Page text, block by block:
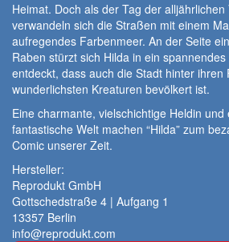
Heimat. Doch als der Tag der
verwandeln sich die Straßen mit einem
aufregendes Farbenmeer. An der Seite
Raben stürzt sich Hilda in ein
entdeckt, dass auch die Stadt hinter ihren
wunderlichsten Kreaturen bevölkert ist.
Eine charmante, vielschichtige Heldin und
fantastische Welt machen “Hilda” zum
Comic unserer Zeit.
Hersteller:
Reprodukt GmbH
Gottschedstraße 4 | Aufgang 1
13357 Berlin
info@reprodukt.com